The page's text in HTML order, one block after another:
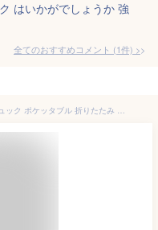
はいかがでしょうか 強
全てのおすすめコメント (1件) >
ノースフェイス メイフライパック22 リュック ポケッタブル 折りたたみ コンパクト ブラック NM62376-K THE NORTH FACE 国内正規品